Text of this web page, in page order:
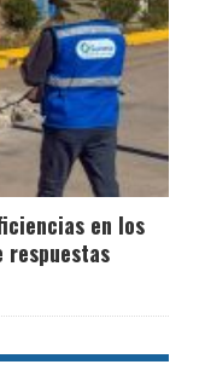
en los
respuestas